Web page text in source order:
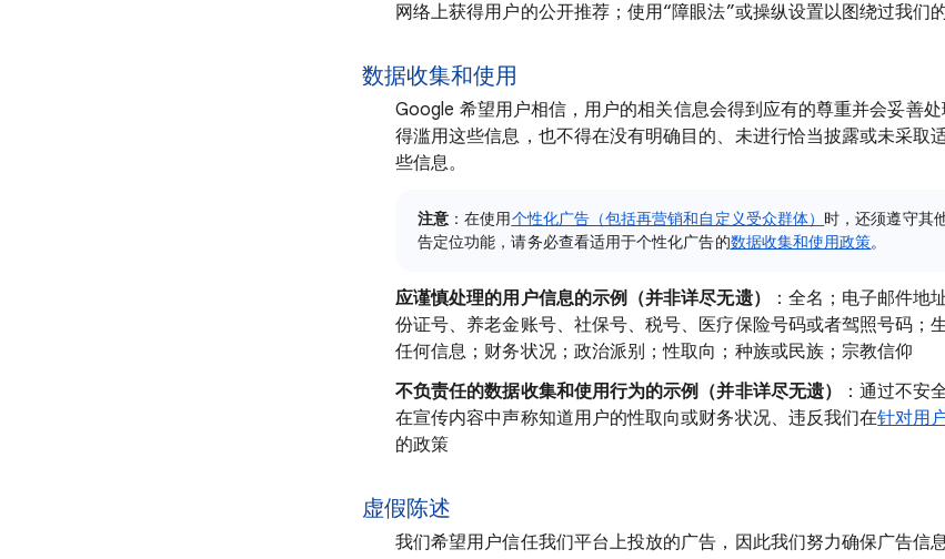
网络上获得用户的公开推荐；使用“障眼法”或操纵设置以图绕过我们
数据收集和使用
Google 希望用户相信，用户的相关信息会得到应有的尊重并会妥善
得滥用这些信息，也不得在没有明确目的、未进行恰当披露或未采取
些信息。
注意 ：在使用个性化广告（包括再营销和自定义受众群体） 时，还须遵守其
告定位功能，请务必查看适用于个性化广告的数据收集和使用政策。
应谨慎处理的用户信息的示例（并非详尽无遗）
：全名；电子邮件地
份证号、养老金账号、社保号、税号、医疗保险号码或者驾照号码；
任何信息；财务状况；政治派别；性取向；种族或民族；宗教信仰
不负责任的数据收集和使用行为的示例（并非详尽无遗）
：通过不安
在宣传内容中声称知道用户的性取向或财务状况、违反我们在针对用
的政策
虚假陈述
我们希望用户信任我们平台上投放的广告，因此我们努力确保广告信